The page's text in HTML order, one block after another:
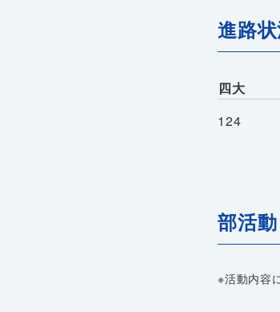
進路
四大
124
部活動
※活動内容